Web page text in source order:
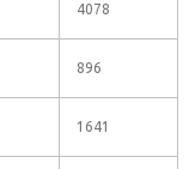
4078
896
1641